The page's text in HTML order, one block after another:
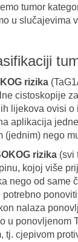
tumor
u slučajevima
rizika
cistoskopije
lijekova ovisi
aplikacija
(jednim) nego
rizika (svi
kojoj više
nego od same
nalaza
u
tj. cjepivom